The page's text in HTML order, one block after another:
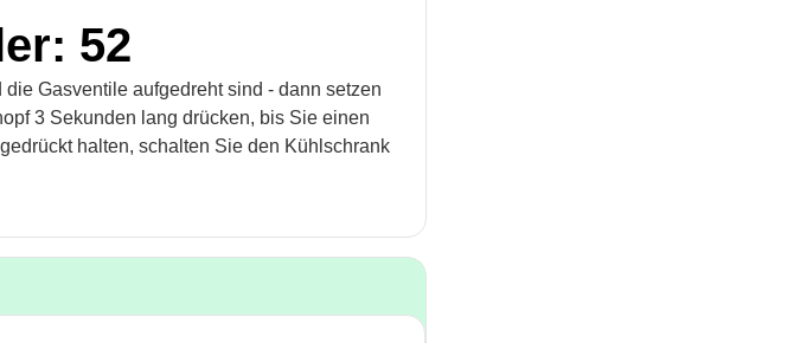
52
Gasventile aufgedreht sind - dann setzen
3 Sekunden lang drücken, bis Sie einen
halten, schalten Sie den Kühlschrank